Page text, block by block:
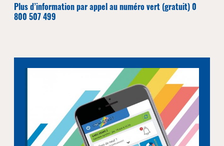
Plus d’information par appel au numéro vert (gratuit) 0
800 507 499